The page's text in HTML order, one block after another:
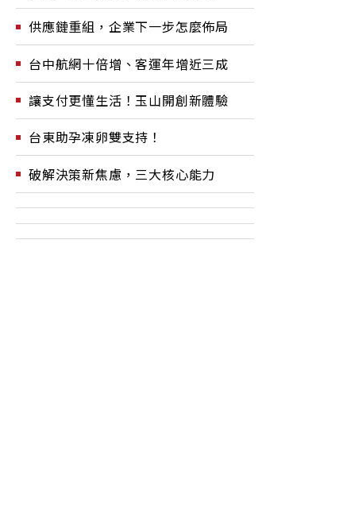
供應鏈重組，企業下一步怎麼佈局
台中航網十倍增、客運年增近三成
讓支付更懂生活！玉山開創新體驗
台東助孕凍卵雙支持！
破解決策新焦慮，三大核心能力